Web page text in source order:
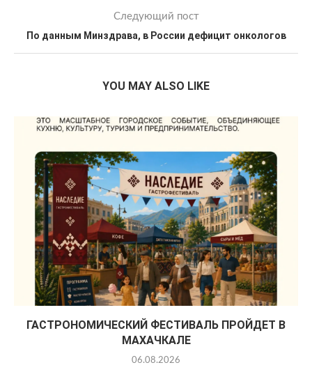
Следующий пост
По данным Минздрава, в России дефицит онкологов
YOU MAY ALSO LIKE
ГАСТРОНОМИЧЕСКИЙ ФЕСТИВАЛЬ ПРОЙДЕТ В
МАХАЧКАЛЕ
06.08.2026